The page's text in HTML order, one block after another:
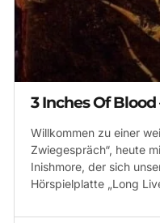
3 Inches Of
Willkommen zu einer
Zwiegespräch“, heute
Inishmore, der sich
Hörspielplatte „Long